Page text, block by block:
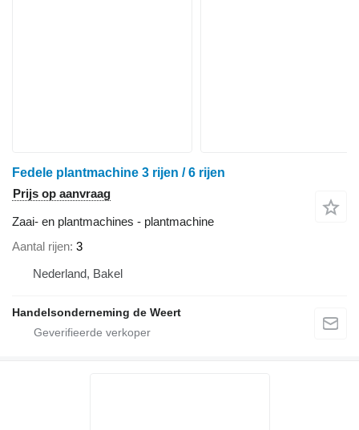
Fedele plantmachine 3 rijen / 6 rijen
Prijs op aanvraag
Zaai- en plantmachines - plantmachine
Aantal rijen 3
Nederland, Bakel
Handelsonderneming de Weert